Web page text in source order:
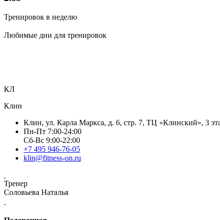
Тренировок в неделю
Любимые дни для тренировок
КЛ
Клин
Клин, ул. Карла Маркса, д. 6, стр. 7, ТЦ «Клинский», 3
Пн-Пт 7:00-24:00
Сб-Вс 9:00-22:00
+7 495 946-76-05
klin@fitness-on.ru
Тренер
Соловьева Наталья